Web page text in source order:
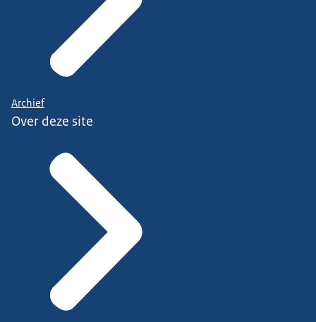
Archief
Over deze site